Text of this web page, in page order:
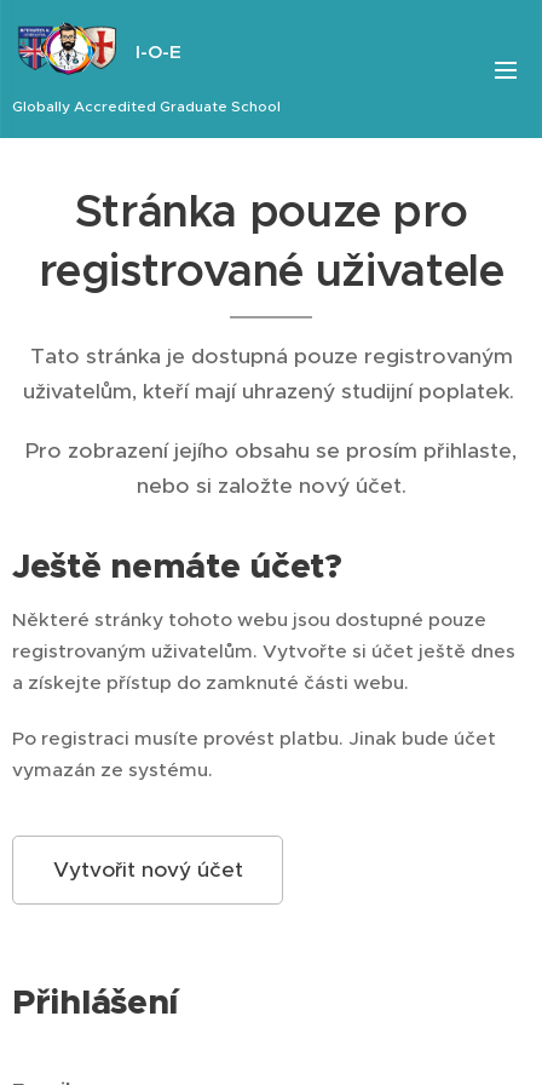
I-O-E
Globally Accredited Graduate School
Stránka pouze pro
registrované uživatele
Tato stránka je dostupná pouze registrovaným
uživatelům, kteří mají uhrazený studijní poplatek.
Pro zobrazení jejího obsahu se prosím přihlaste,
nebo si založte nový účet.
Ještě nemáte účet?
Některé stránky tohoto webu jsou dostupné pouze
registrovaným uživatelům. Vytvořte si účet ještě dnes
a získejte přístup do zamknuté části webu.
Po registraci musíte provést platbu. Jinak bude účet
vymazán ze systému.
Vytvořit nový účet
Přihlášení